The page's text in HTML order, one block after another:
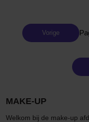
Vorige
MAKE-UP
Welkom bij de make-up